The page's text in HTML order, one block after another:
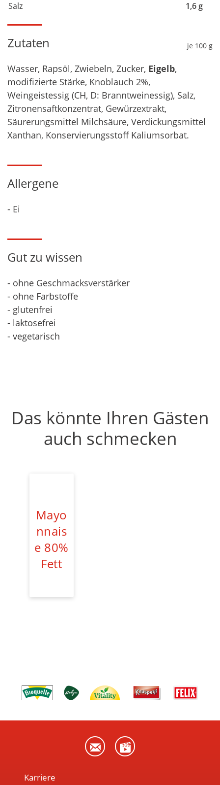
Salz 1,6 g
Zutaten je 100 g
Wasser, Rapsöl, Zwiebeln, Zucker, Eigelb,
modifizierte Stärke, Knoblauch 2%,
Weingeistessig (CH, D: Branntweinessig), Salz,
Zitronensaftkonzentrat, Gewürzextrakt,
Säurerungsmittel Milchsäure, Verdickungsmittel
Xanthan, Konservierungsstoff Kaliumsorbat.
Allergene
- Ei
Gut zu wissen
- ohne Geschmacksverstärker
- ohne Farbstoffe
- glutenfrei
- laktosefrei
- vegetarisch
Das könnte Ihren Gästen
auch schmecken
Mayo
nnais
e 80%
Fett
Karriere